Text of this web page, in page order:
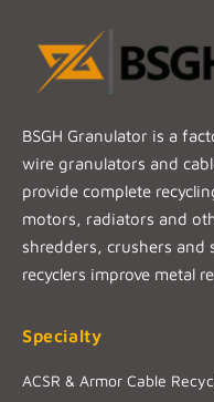
BSGH Granulator is a
wire granulators and
provide complete
motors, radiators and
shredders, crushers and
recyclers improve metal
Specialty
ACSR & Armor Cable